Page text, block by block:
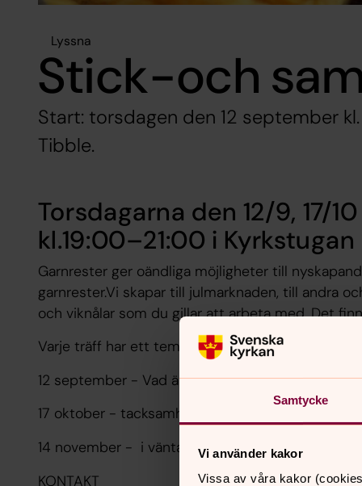
Samtycke
Vi använder kakor
Vissa av våra kakor
Lyssna
Stick-och
Start: torsdagen den 12 september
Tibble.
Torsdagarna den 12/9, 17/10
kl.19:00–21:00 i
Garnrester ger oändliga möjligheter till
garnrester.Vi skapar till julmarknaden, till andra
och viknålar som du gillar att arbeta med. Det
Varje träff har ett tema:
12 september - Vad är nödvändigt?
17 oktober - tacksamhet
14 november - i väntan på advent
KONTAKT